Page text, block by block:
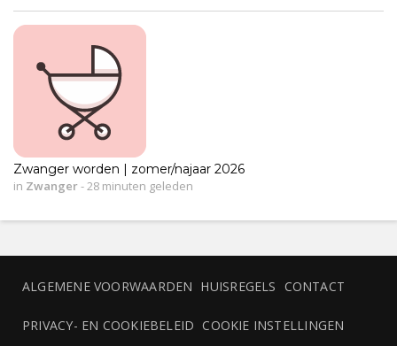
Zwanger worden | zomer/najaar 2026
in Zwanger-28 minuten geleden
ALGEMENE VOORWAARDEN HUISREGELS CONTACT
PRIVACY- EN COOKIEBELEID COOKIE INSTELLINGEN